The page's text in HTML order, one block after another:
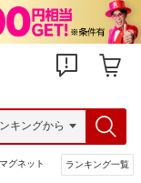
マグネット ランキング一覧